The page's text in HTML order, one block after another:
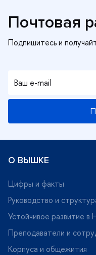
Почтовая
О ВЫШКЕ
Цифры и факты
Руководство и
Устойчивое развитие
Преподаватели и
Корпуса и общежития